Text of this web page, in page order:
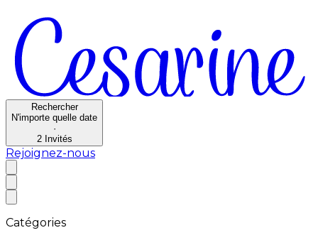
Rechercher
N'importe quelle date
·
2 Invités
Rejoignez-nous
Catégories